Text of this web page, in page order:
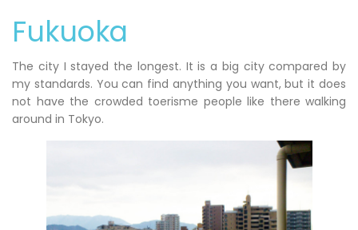
Fukuoka
The city I stayed the longest. It is a big city compared by
my standards. You can find anything you want, but it does
not have the crowded toerisme people like there walking
around in Tokyo.